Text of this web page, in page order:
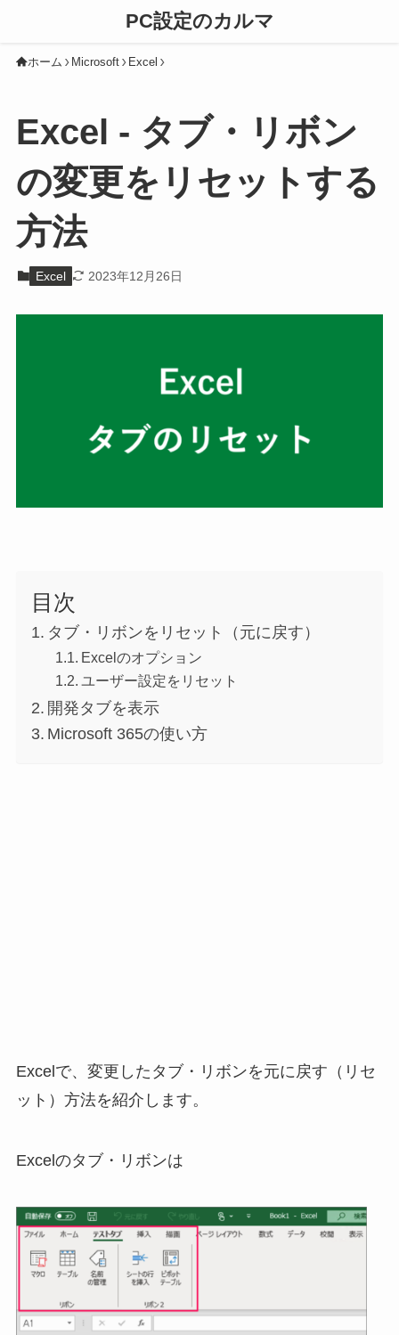
PC設定のカルマ
ホーム Microsoft Excel
Excel - タブ・リボン
の変更をリセットする
方法
Excel 2023年12月26日
目次
タブ・リボンをリセット（元に戻す）
Excelのオプション
ユーザー設定をリセット
開発タブを表示
Microsoft 365の使い方
Excelで、変更したタブ・リボンを元に戻す（リセ
ット）方法を紹介します。
Excelのタブ・リボンは